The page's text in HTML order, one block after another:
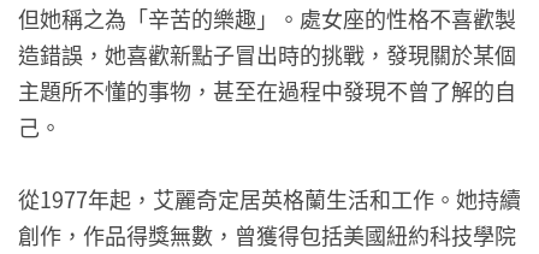
但她稱之為「辛苦的樂趣」。處女座的性格不喜歡製
造錯誤，她喜歡新點子冒出時的挑戰，發現關於某個
主題所不懂的事物，甚至在過程中發現不曾了解的自
己。
從1977年起，艾麗奇定居英格蘭生活和工作。她持續
創作，作品得獎無數，曾獲得包括美國紐約科技學院